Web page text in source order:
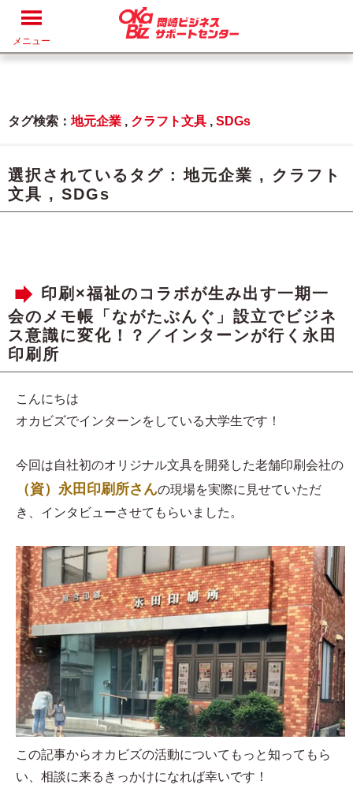
メニュー
タグ検索： 地元企業 , クラフト文具 , SDGs
選択されているタグ :地元企業 , クラフト
文具 , SDGs
印刷×福祉のコラボが生み出す一期一
会のメモ帳「ながたぶんぐ」設立でビジネ
ス意識に変化！？／インターンが行く永田
印刷所
こんにちは
オカビズでインターンをしている大学生です！
今回は自社初のオリジナル文具を開発した老舗印刷会社の
（資）永田印刷所さんの現場を実際に見せていただ
き、インタビューさせてもらいました。
この記事からオカビズの活動についてもっと知ってもら
い、相談に来るきっかけになれば幸いです！